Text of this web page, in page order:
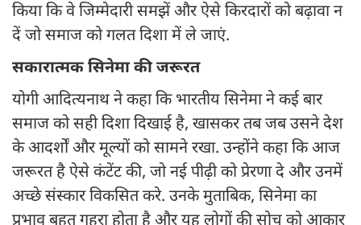
किया कि वे जिम्मेदारी समझें और ऐसे किरदारों को बढ़ावा न
दें जो समाज को गलत दिशा में ले जाएं.
सकारात्मक सिनेमा की जरूरत
योगी आदित्यनाथ ने कहा कि भारतीय सिनेमा ने कई बार
समाज को सही दिशा दिखाई है, खासकर तब जब उसने देश
के आदर्शों और मूल्यों को सामने रखा. उन्होंने कहा कि आज
जरूरत है ऐसे कंटेंट की, जो नई पीढ़ी को प्रेरणा दे और उनमें
अच्छे संस्कार विकसित करे. उनके मुताबिक, सिनेमा का